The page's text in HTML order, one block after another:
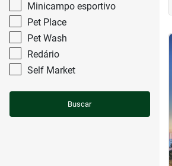
Minicampo esportivo
Pet Place
Pet Wash
Redário
Self Market
Buscar
<